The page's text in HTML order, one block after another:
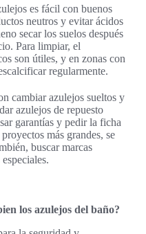
es fácil con buenos
neutros y evitar ácidos
secar los suelos después
Para limpiar, el
son útiles, y en zonas con
regularmente.
cambiar azulejos sueltos y
azulejos de repuesto
garantías y pedir la ficha
más grandes, se
buscar marcas
los azulejos del baño?